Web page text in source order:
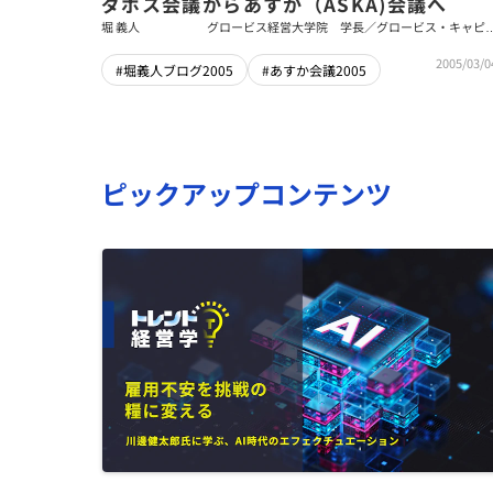
堀 義人
グロービス経営大学院 学長／グロービス・キャピ
#堀義人ブログ2005 #あすか会議2005 2005/03/
ピックアップコンテンツ